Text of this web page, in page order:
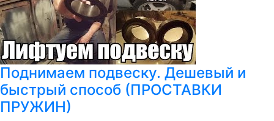
Поднимаем подвеску. Дешевый и
быстрый способ (ПРОСТАВКИ
ПРУЖИН)